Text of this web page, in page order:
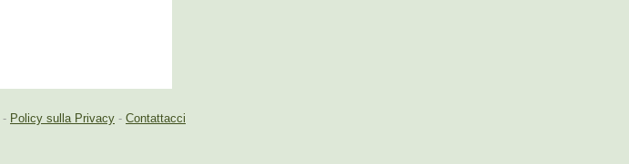
- Policy sulla Privacy - Contattacci